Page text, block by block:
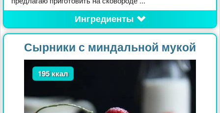
Ингредиенты
Сырники с миндальной мукой
195 ккал